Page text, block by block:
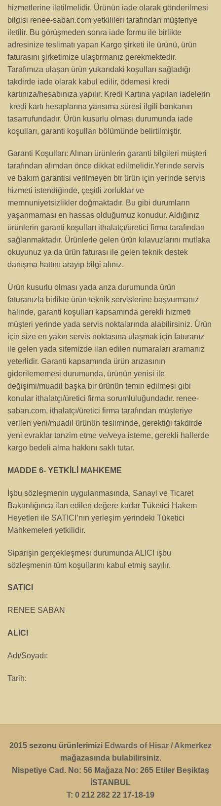
hizmetlerine iletilmelidir. Ürünün iade olarak gönderilmesi
bilgisi renee-saban.com yetkilileri tarafından müşteriye
iletilir. Bu görüşmeden sonra iade formu ile birlikte
adresinize teslimatı yapan Kargo şirketi ile ürünü, ürün
faturasını şirketimize ulaştırmanız gerekmektedir.
Tarafımıza ulaşan ürün yukarıdaki koşulları sağladığı
takdirde iade olarak kabul edilir, ödemesi kredi
kartınıza/hesabınıza yapılır. Kredi Kartına yapılan iadelerin
kredi kartı hesaplarına yansıma süresi ilgili bankanın
tasarrufundadır. Ürün kusurlu olması durumunda iade
koşulları, garanti koşulları bölümünde belirtilmiştir.
Garanti Koşulları: Alınan ürünlerin garanti bilgileri müşteri
tarafından alımdan önce dikkat edilmelidir.Yerinde servis
ve bakım garantisi verilmeyen bir ürün için yerinde servis
hizmeti istendiğinde, çeşitli zorluklar ve
memnuniyetsizlikler doğmaktadır. Bu gibi durumların
yaşanmaması en hassas olduğumuz konudur. Aldığınız
ürünlerin garanti koşulları ithalatçı/üretici firma tarafından
sağlanmaktadır. Ürünlerle gelen ürün kılavuzlarını mutlaka
okuyunuz ya da ürün faturası ile gelen teknik destek
danışma hattını arayıp bilgi alınız.
Ürün kusurlu olması yada arıza durumunda ürün
faturanızla birlikte ürün teknik servislerine başvurmanız
halinde, garanti koşulları kapsamında gerekli hizmeti
müşteri yerinde yada servis noktalarında alabilirsiniz. Ürün
için size en yakın servis noktasına ulaşmak için faturanız
ile gelen yada sitemizde ilan edilen numaraları aramanız
yeterlidir. Garanti kapsamında ürün arızasının
giderilememesi durumunda, ürünün yenisi ile
değişimi/muadil başka bir ürünün temin edilmesi gibi
konular ithalatçı/üretici firma sorumluluğundadır. renee-
saban.com, ithalatçı/üretici firma tarafından müşteriye
verilen yeni/muadil ürünün tesliminde, gerektiği takdirde
yeni evraklar tanzim etme ve/veya isteme, gerekli hallerde
kargo bedeli alma hakkını saklı tutar.
MADDE 6- YETKİLİ MAHKEME
İşbu sözleşmenin uygulanmasında, Sanayi ve Ticaret
Bakanlığınca ilan edilen değere kadar Tüketici Hakem
Heyetleri ile SATICI’nın yerleşim yerindeki Tüketici
Mahkemeleri yetkilidir.
Siparişin gerçekleşmesi durumunda ALICI işbu
sözleşmenin tüm koşullarını kabul etmiş sayılır.
SATICI
RENEE SABAN
ALICI
Adı/Soyadı:
Tarih:
2015 sezonu ürünlerimizi Edwards of Hisar / Akmerkez
mağazasında bulabilirsiniz.
Nispetiye Cad. No: 56 Mağaza No: 265 Etiler Beşiktaş
İSTANBUL
T: 0 212 282 22 17-18-19